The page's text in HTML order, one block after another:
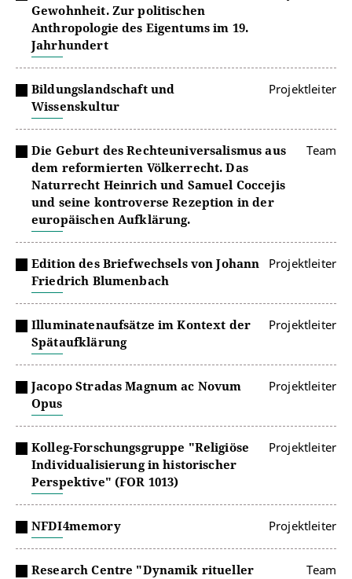
Gewohnheit. Zur politischen
Anthropologie des Eigentums im 19.
Jahrhundert
Bildungslandschaft und
Wissenskultur
Projektleiter
Die Geburt des Rechteuniversalismus aus
dem reformierten Völkerrecht. Das
Naturrecht Heinrich und Samuel Coccejis
und seine kontroverse Rezeption in der
europäischen Aufklärung.
Team
Edition des Briefwechsels von Johann
Friedrich Blumenbach
Projektleiter
Illuminatenaufsätze im Kontext der
Spätaufklärung
Projektleiter
Jacopo Stradas Magnum ac Novum
Opus
Projektleiter
Kolleg-Forschungsgruppe "Religiöse
Individualisierung in historischer
Perspektive" (FOR 1013)
Projektleiter
NFDI4memory Projektleiter
Research Centre "Dynamik ritueller Team